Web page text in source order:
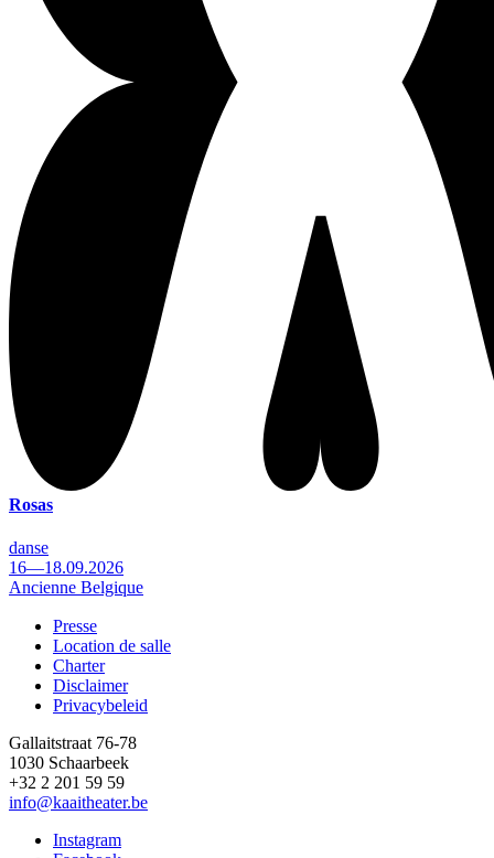
Rosas
danse
16—18.09.2026
Ancienne Belgique
Footer
Presse
Location de salle
Charter
Disclaimer
Privacybeleid
Gallaitstraat 76-78
1030 Schaarbeek
+32 2 201 59 59
info@kaaitheater.be
Instagram